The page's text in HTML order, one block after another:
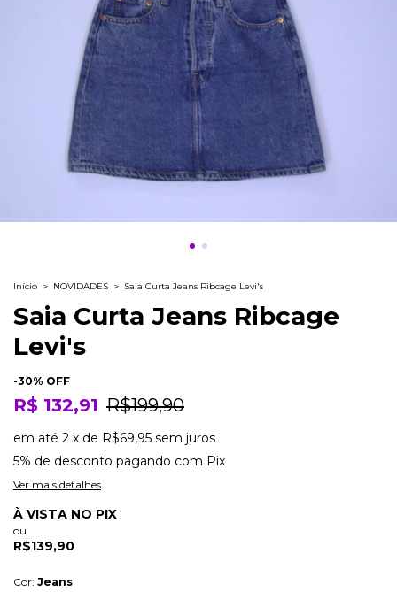
Início > NOVIDADES > Saia Curta Jeans Ribcage Levi's
Saia Curta Jeans Ribcage
Levi's
-30% OFF
R$ 132,91 R$199,90
em até 2 x de R$69,95 sem juros
5% de desconto pagando com Pix
Ver mais detalhes
À VISTA NO PIX
ou
R$139,90
Cor: Jeans